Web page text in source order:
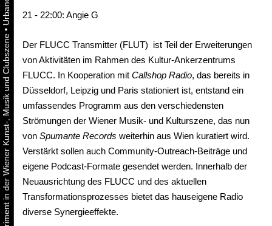
•
21 - 22:00: Angie G
Der FLUCC Transmitter (FLUT) ist Teil der Erweiterungen
von Aktivitäten im Rahmen des Kultur-Ankerzentrums
FLUCC. In Kooperation mit Callshop Radio, das bereits in
Düsseldorf, Leipzig und Paris stationiert ist, entstand ein
umfassendes Programm aus den verschiedensten
Strömungen der Wiener Musik- und Kulturszene, das nun
von Spumante Records weiterhin aus Wien kuratiert wird.
Verstärkt sollen auch Community-Outreach-Beiträge und
eigene Podcast-Formate gesendet werden. Innerhalb der
Neuausrichtung des FLUCC und des aktuellen
Transformationsprozesses bietet das hauseigene Radio
diverse Synergieeffekte.